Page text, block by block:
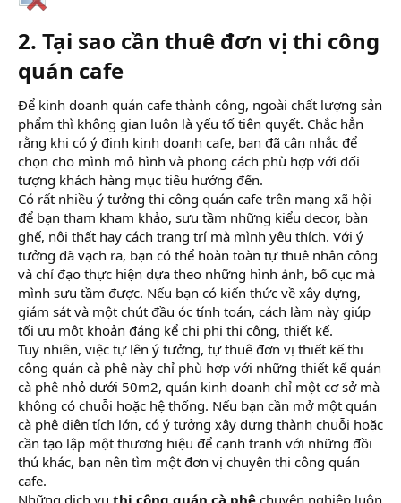
2. Tại sao cần thuê đơn vị thi công
quán cafe​
Để kinh doanh quán cafe thành công, ngoài chất lượng sản
phẩm thì không gian luôn là yếu tố tiên quyết. Chắc hẳn
rằng khi có ý định kinh doanh cafe, bạn đã cân nhắc để
chọn cho mình mô hình và phong cách phù hợp với đối
tượng khách hàng mục tiêu hướng đến.
Có rất nhiều ý tưởng thi công quán cafe trên mạng xã hội
để bạn tham kham khảo, sưu tầm những kiểu decor, bàn
ghế, nội thất hay cách trang trí mà mình yêu thích. Với ý
tưởng đã vạch ra, bạn có thể hoàn toàn tự thuê nhân công
và chỉ đạo thực hiện dựa theo những hình ảnh, bố cục mà
mình sưu tầm được. Nếu bạn có kiến thức về xây dựng,
giám sát và một chút đầu óc tính toán, cách làm này giúp
tối ưu một khoản đáng kể chi phi thi công, thiết kế.
Tuy nhiên, việc tự lên ý tưởng, tự thuê đơn vị thiết kế thi
công quán cà phê này chỉ phù hợp với những thiết kế quán
cà phê nhỏ dưới 50m2, quán kinh doanh chỉ một cơ sở mà
không có chuỗi hoặc hệ thống. Nếu bạn cần mở một quán
cà phê diện tích lớn, có ý tưởng xây dựng thành chuỗi hoặc
cần tạo lập một thương hiệu để cạnh tranh với những đồi
thú khác, bạn nên tìm một đơn vị chuyên thi công quán
cafe.
Những dịch vụ thi công quán cà phê chuyên nghiệp luôn